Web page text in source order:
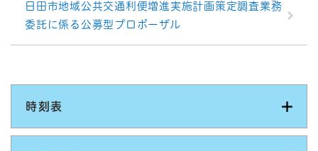
日田市地域公共交通利便増進実施計画策定調査業務
委託に係る公募型プロポーザル
時刻表